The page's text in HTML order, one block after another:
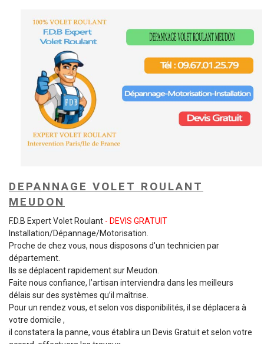
DEPANNAGE VOLET ROULANT
MEUDON
F.D.B Expert Volet Roulant - DEVIS GRATUIT
Installation/Dépannage/Motorisation.
Proche de chez vous, nous disposons d'un technicien par
département.
Ils se déplacent rapidement sur Meudon.
Faite nous confiance, l’artisan interviendra dans les meilleurs
délais sur des systèmes qu’il maîtrise.
Pour un rendez vous, et selon vos disponibilités, il se déplacera à
votre domicile ,
il constatera la panne, vous établira un Devis Gratuit et selon votre